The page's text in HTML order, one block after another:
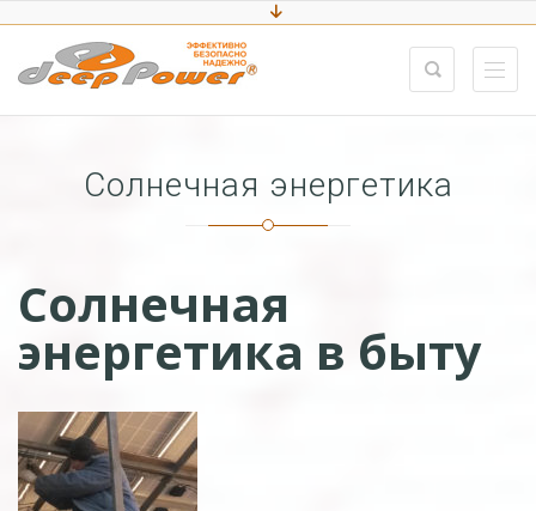
Солнечная энергетика
Солнечная
энергетика в быту